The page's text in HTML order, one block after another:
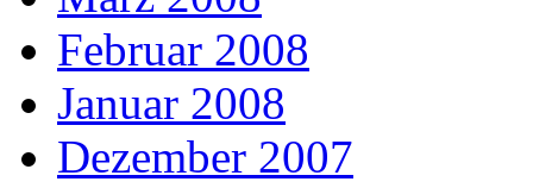
Februar 2008
Januar 2008
Dezember 2007